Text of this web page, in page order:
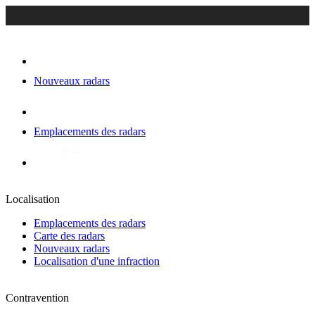
Nouveaux radars
Emplacements des radars
Localisation
Emplacements des radars
Carte des radars
Nouveaux radars
Localisation d'une infraction
Contravention